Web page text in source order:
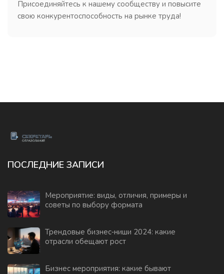
Присоединяйтесь к нашему сообществу и повысите
свою конкурентоспособность на рынке труда!
ПОСЛЕДНИЕ ЗАПИСИ
Мероприятие: виды, отличия, примеры и
советы по выбору формата
Трендовые бизнес‑ниши 2024: какие
отрасли обещают рост
Бизнес мероприятия: какие бывают